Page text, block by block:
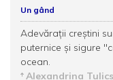
Un gând
Adevăraţii creştini
puternice şi sigure
ocean.
Alexandrina Tulics